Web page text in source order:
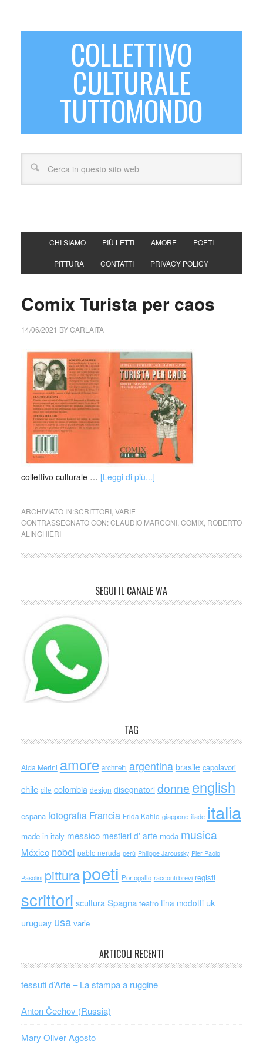
COLLETTIVO
CULTURALE
TUTTOMONDO
CHI SIAMO PIÙ LETTI AMORE POETI
PITTURA CONTATTI PRIVACY POLICY
Comix Turista per caos
14/06/2021 BYCARLAITA
collettivo culturale … [Leggi di più...]
ARCHIVIATO IN:SCRITTORI, VARIE
CONTRASSEGNATO CON:CLAUDIO MARCONI, COMIX, ROBERTO
ALINGHIERI
SEGUI IL CANALE WA
TAG
Alda Merini amore architetti argentina brasile capolavori
chile cile colombia design disegnatori donne english
espana fotografia Francia Frida Kahlo giappone iliade italia
made in italy messico mestieri d' arte moda musica
México nobel pablo neruda perù Philippe Jaroussky Pier Paolo
Pasolini pitturapoeti Portogallo racconti brevi registi
scrittori scultura Spagna teatro tina modotti uk
uruguay usa varie
ARTICOLI RECENTI
tessuti d’Arte – La stampa a ruggine
Anton Čechov (Russia)
Mary Oliver Agosto